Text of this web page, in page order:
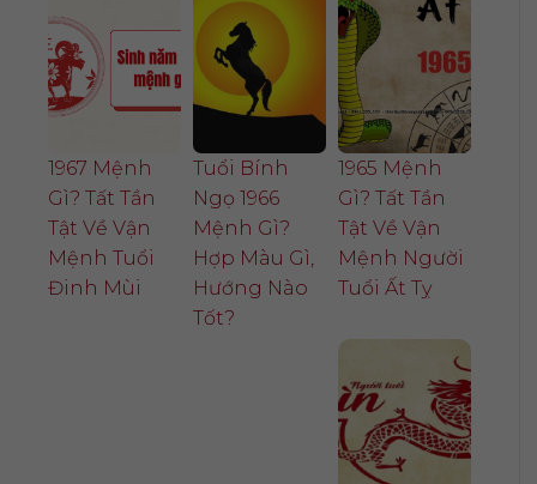
1967 Mệnh
Gì? Tất Tần
Tật Về Vận
Mệnh Tuổi
Đinh Mùi
Tuổi Bính
Ngọ 1966
Mệnh Gì?
Hợp Màu Gì,
Hướng Nào
Tốt?
1965 Mệnh
Gì? Tất Tần
Tật Về Vận
Mệnh Người
Tuổi Ất Tỵ